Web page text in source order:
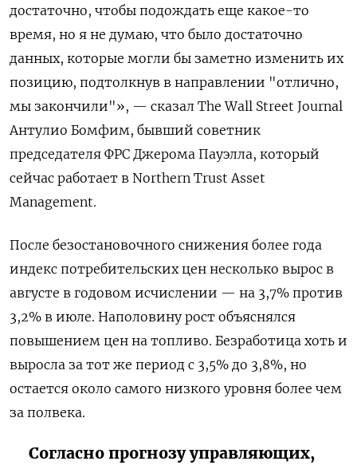
достаточно, чтобы подождать еще какое-то
время, но я не думаю, что было достаточно
данных, которые могли бы заметно изменить их
позицию, подтолкнув в направлении "отлично,
мы закончили"», — сказал The Wall Street Journal
Антулио Бомфим, бывший советник
председателя ФРС Джерома Пауэлла, который
сейчас работает в Northern Trust Asset
Management.
После безостановочного снижения более года
индекс потребительских цен несколько вырос в
августе в годовом исчислении — на 3,7% против
3,2% в июле. Наполовину рост объяснялся
повышением цен на топливо. Безработица хоть и
выросла за тот же период с 3,5% до 3,8%, но
остается около самого низкого уровня более чем
за полвека.
Согласно прогнозу управляющих,